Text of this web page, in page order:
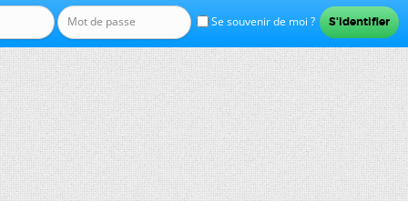
Se souvenir de moi ?